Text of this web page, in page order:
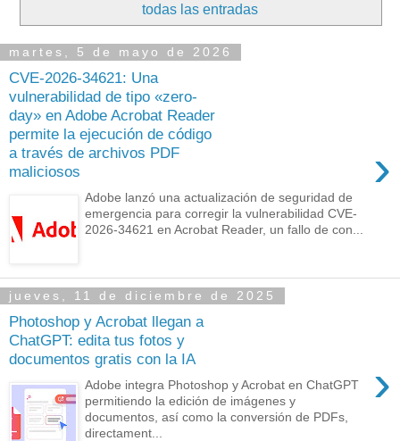
todas las entradas
martes, 5 de mayo de 2026
CVE-2026-34621: Una
vulnerabilidad de tipo «zero-
day» en Adobe Acrobat Reader
permite la ejecución de código
a través de archivos PDF
maliciosos
›
Adobe lanzó una actualización de seguridad de
emergencia para corregir la vulnerabilidad CVE-
2026-34621 en Acrobat Reader, un fallo de con...
jueves, 11 de diciembre de 2025
Photoshop y Acrobat llegan a
ChatGPT: edita tus fotos y
documentos gratis con la IA
›
Adobe integra Photoshop y Acrobat en ChatGPT
permitiendo la edición de imágenes y
documentos, así como la conversión de PDFs,
directament...